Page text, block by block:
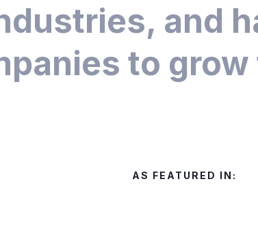
and
to
AS FEATURED IN: